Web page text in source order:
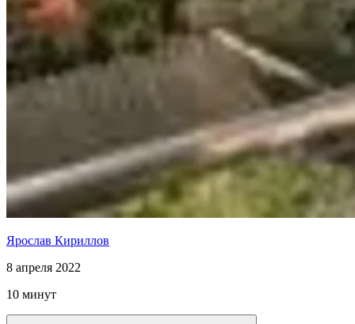
Ярослав Кириллов
8 апреля 2022
10 минут